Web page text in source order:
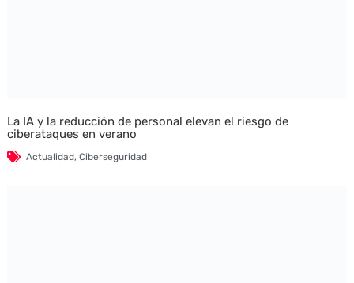
La IA y la reducción de personal elevan el riesgo de
ciberataques en verano
Actualidad, Ciberseguridad